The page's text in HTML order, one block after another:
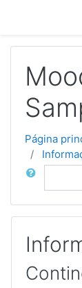
Página
Procurar